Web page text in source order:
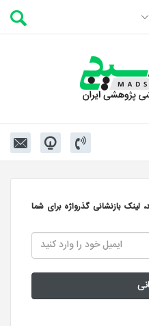
لینک بازنشانی گذرواژه برای شما